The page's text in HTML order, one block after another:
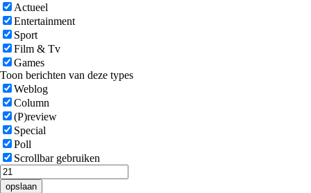
Actueel
Entertainment
Sport
Film & Tv
Games
Toon berichten van deze types
Weblog
Column
(P)review
Special
Poll
Scrollbar gebruiken
opslaan